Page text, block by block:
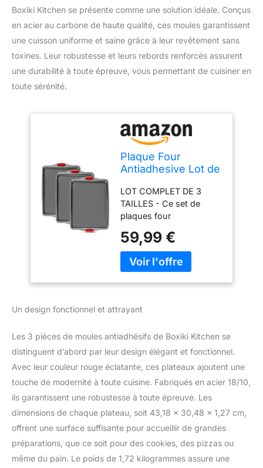
Boxiki Kitchen se présente comme une solution idéale. Conçus
en acier au carbone de haute qualité, ces moules garantissent
une cuisson uniforme et saine grâce à leur revêtement sans
toxines. Leur robustesse et leurs rebords renforcés assurent
une durabilité à toute épreuve, vous permettant de cuisiner en
toute sérénité.
Plaque Four
Antiadhesive Lot de
Rectangulaire
Patisserie en Acier
Carbone avec
Poignees Silicone,
Plaque Cuisson
Four Resistante
Deformation et
Rouille, Sans PFOA
Kitchen
LOT COMPLET DE 3
TAILLES - Ce set de
plaques four
trois dimensions
pratiques pour la cuisine
et la patisserie. Acier
lors de la cuisson au four
ANTIADHESIF SANS
TOXINES - Demoulage
parfait de vos biscuits,
four. Certifie alimentaire,
sans PFOA, PTFE et
PFOS pour une cuisine
saine. Nettoyage du
moule rectangulaire
patisserie rapide et facile
CHALEUR
59,99 €
Un design fonctionnel et attrayant
Les 3 pièces de moules antiadhésifs de Boxiki Kitchen se
distinguent d’abord par leur design élégant et fonctionnel.
Avec leur couleur rouge éclatante, ces plateaux ajoutent une
touche de modernité à toute cuisine. Fabriqués en acier 18/10,
ils garantissent une robustesse à toute épreuve. Les
dimensions de chaque plateau, soit 43,18 x 30,48 x 1,27 cm,
offrent une surface suffisante pour accueillir de grandes
préparations, que ce soit pour des cookies, des pizzas ou
même du pain. Le poids de 1,72 kilogrammes assure une